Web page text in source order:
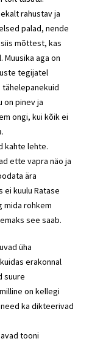
rahustav ja
palad, nende
mõttest, kas
aga on
tegijatel
on pinev ja
ongi, kui kõik ei
kahte lehte.
ette vapra näo ja
ära
ei kuulu Ratase
mida rohkem
see saab.
üha
erakonnal
suure
on kellegi
ka dikteerivad
tooni